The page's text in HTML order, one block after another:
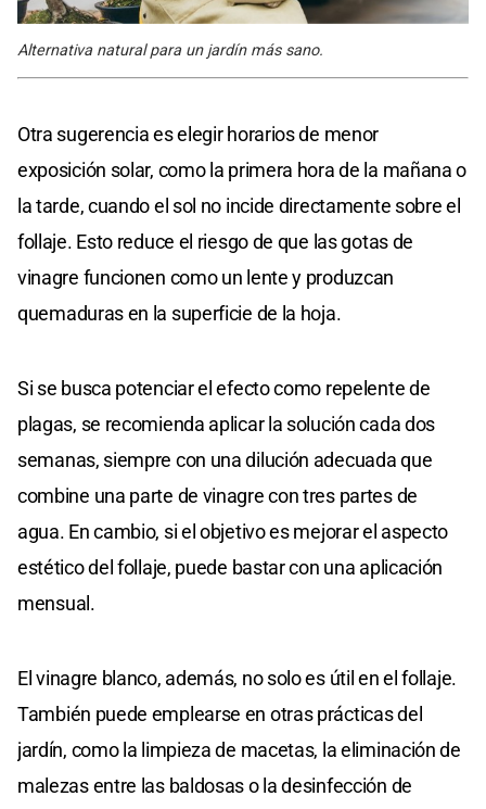
Alternativa natural para un jardín más sano.
Otra sugerencia es elegir horarios de menor
exposición solar, como la primera hora de la mañana o
la tarde, cuando el sol no incide directamente sobre el
follaje. Esto reduce el riesgo de que las gotas de
vinagre funcionen como un lente y produzcan
quemaduras en la superficie de la hoja.
Si se busca potenciar el efecto como repelente de
plagas, se recomienda aplicar la solución cada dos
semanas, siempre con una dilución adecuada que
combine una parte de vinagre con tres partes de
agua. En cambio, si el objetivo es mejorar el aspecto
estético del follaje, puede bastar con una aplicación
mensual.
El vinagre blanco, además, no solo es útil en el follaje.
También puede emplearse en otras prácticas del
jardín, como la limpieza de macetas, la eliminación de
malezas entre las baldosas o la desinfección de